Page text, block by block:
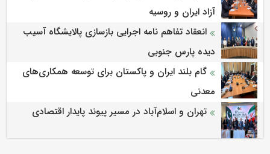
آزاد ایران و روسیه
انعقاد تفاهم نامه اجرایی بازسازی پالایشگاه آسیب
دیده پارس جنوبی
گام بلند ایران و پاکستان برای توسعه همکاری‌های
معدنی
تهران و اسلام‌آباد در مسیر پیوند پایدار اقتصادی